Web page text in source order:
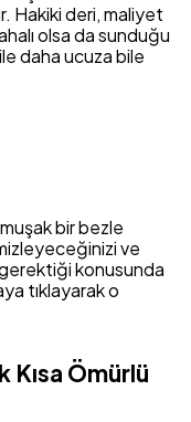
Hakiki deri, maliyet
olsa da sunduğu
daha ucuza bile
bir bezle
ve
gerektiği konusunda
tıklayarak o
Kısa Ömürlü